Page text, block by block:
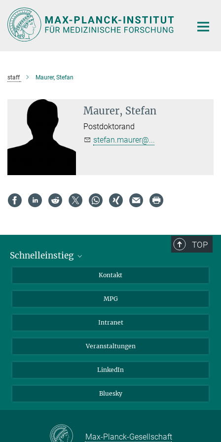
Hauptinhalt
staff Maurer, Stefan
Maurer, Stefan
Postdoktorand
stefan.maurer@...
TOP
Schnelleinstieg
Wissenschaftler*innen
Studierende
Bewerber*innen
Kontakt
MPG
Intranet
Veranstaltungen
LinkedIn
Bluesky
Max-Planck-Gesellschaft